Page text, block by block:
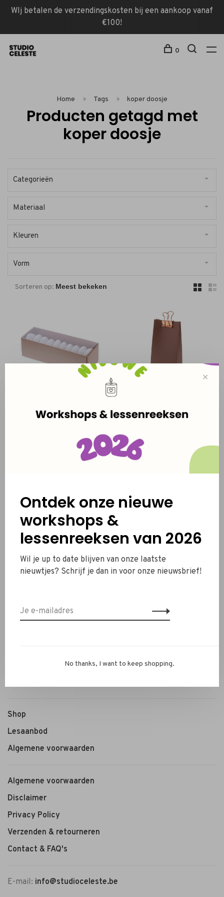
WIj betalen de verzendingskosten bij een aankoop vanaf
€100!
0
Home Tags koper doosje
Producten getagd met
koper doosje
Categorieën
Materiaal
Kleuren
Vorm
Sorteren op:
Schuifdoosje - KOPER Laag doosje - KOPER
Kubus doosje - KOPER
Toon 1 - 3 van 3
Shop
Lesaanbod
Algemene voorwaarden
Algemene voorwaarden
Disclaimer
Privacy Policy
Verzenden & retourneren
Contact & FAQ's
E-mail: info@studioceleste.be
✕
Ontdek onze nieuwe
workshops &
lessenreeksen van 2026
Wil je up to date blijven van onze laatste
nieuwtjes? Schrijf je dan in voor onze nieuwsbrief!
No thanks, I want to keep shopping.